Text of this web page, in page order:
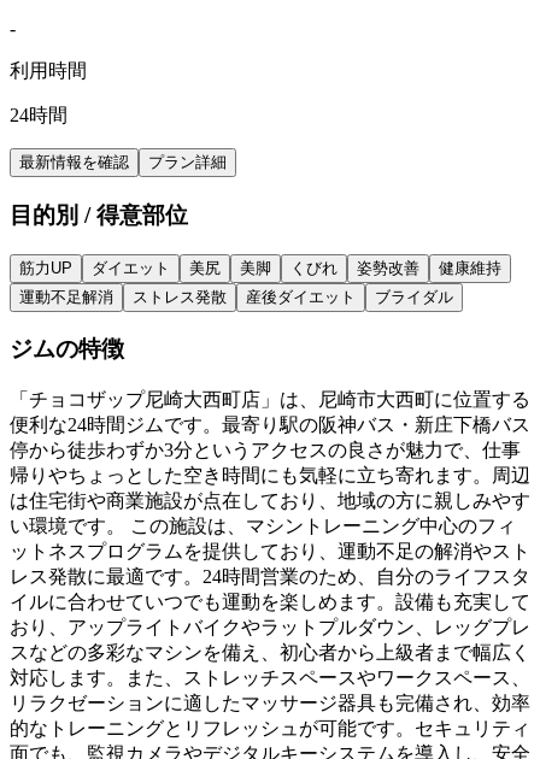
-
利用時間
24時間
最新情報を確認 プラン詳細
目的別 / 得意部位
筋力UP ダイエット 美尻 美脚 くびれ 姿勢改善
健康維持
運動不足解消
ストレス発散 産後ダイエット ブライダル
ジムの特徴
「チョコザップ尼崎大西町店」は、尼崎市大西町に位置する
便利な24時間ジムです。最寄り駅の阪神バス・新庄下橋バス
停から徒歩わずか3分というアクセスの良さが魅力で、仕事
帰りやちょっとした空き時間にも気軽に立ち寄れます。周辺
は住宅街や商業施設が点在しており、地域の方に親しみやす
い環境です。 この施設は、マシントレーニング中心のフィ
ットネスプログラムを提供しており、運動不足の解消やスト
レス発散に最適です。24時間営業のため、自分のライフスタ
イルに合わせていつでも運動を楽しめます。設備も充実して
おり、アップライトバイクやラットプルダウン、レッグプレ
スなどの多彩なマシンを備え、初心者から上級者まで幅広く
対応します。また、ストレッチスペースやワークスペース、
リラクゼーションに適したマッサージ器具も完備され、効率
的なトレーニングとリフレッシュが可能です。セキュリティ
面でも、監視カメラやデジタルキーシステムを導入し、安全